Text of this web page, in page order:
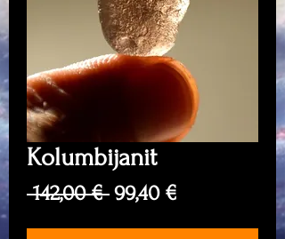
Kolumbijanit
142,00 € Regular
99,40 €